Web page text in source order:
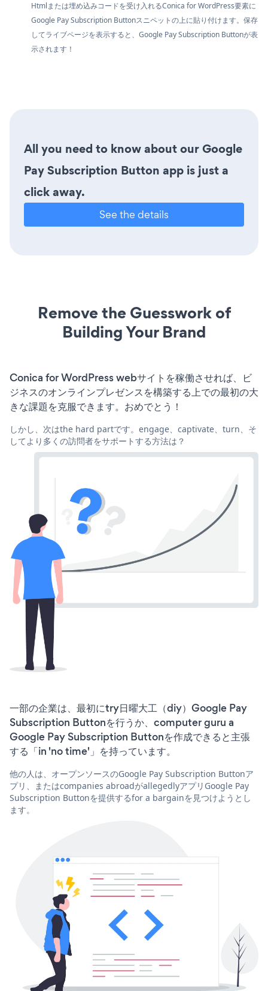
Htmlまたは埋め込みコードを受け入れるConica for WordPress要素に
Google Pay Subscription Buttonスニペットの上に貼り付けます。保存
してライブページを表示すると、Google Pay Subscription Buttonが表
示されます！
All you need to know about our Google
Pay Subscription Button app is just a
click away.
See the details
Remove the Guesswork of
Building Your Brand
Conica for WordPress webサイトを稼働させれば、ビ
ジネスのオンラインプレゼンスを構築する上での最初の大
きな課題を克服できます。おめでとう！
しかし、次はthe hard partです。engage、captivate、turn、そ
してより多くの訪問者をサポートする方法は？
一部の企業は、最初にtry日曜大工（diy）Google Pay
Subscription Buttonを行うか、computer guru a
Google Pay Subscription Buttonを作成できると主張
する「in 'no time'」を持っています。
他の人は、オープンソースのGoogle Pay Subscription Buttonア
プリ、またはcompanies abroadがallegedlyアプリGoogle Pay
Subscription Buttonを提供するfor a bargainを見つけようとし
ます。